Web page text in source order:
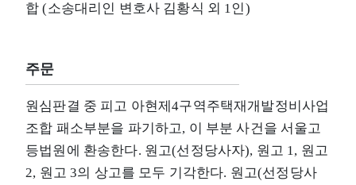
합 (소송대리인 변호사 김황식 외 1인)
주문
원심판결 중 피고 아현제4구역주택재개발정비사업
조합 패소부분을 파기하고, 이 부분 사건을 서울고
등법원에 환송한다. 원고(선정당사자), 원고 1, 원고
2, 원고 3의 상고를 모두 기각한다. 원고(선정당사